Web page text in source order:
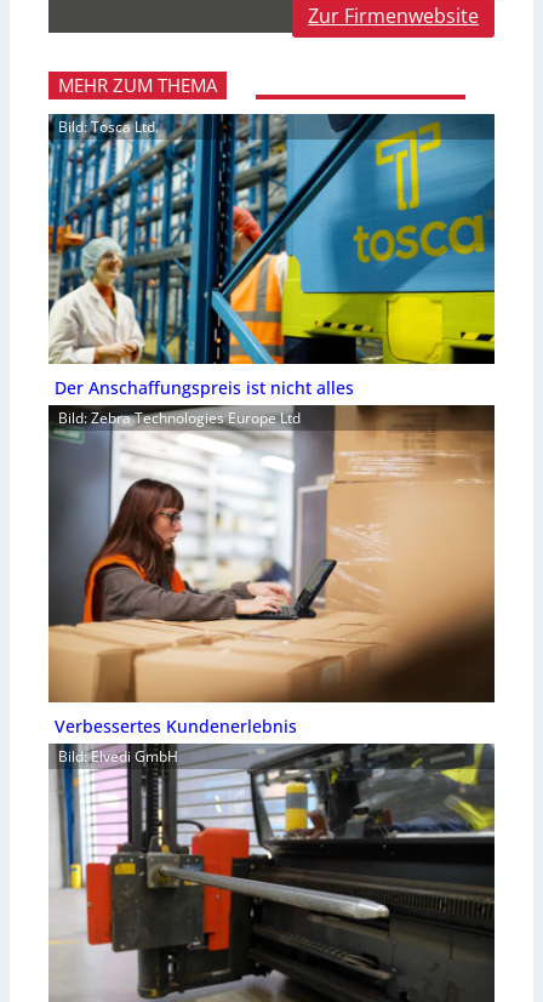
Zur Firmenwebsite
MEHR ZUM THEMA
Bild: Tosca Ltd.
Der Anschaffungspreis ist nicht alles
Bild: Zebra Technologies Europe Ltd
Verbessertes Kundenerlebnis
Bild: Elvedi GmbH